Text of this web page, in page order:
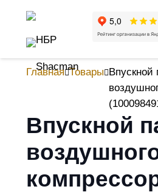
Главная Товары Впускной
Впускной